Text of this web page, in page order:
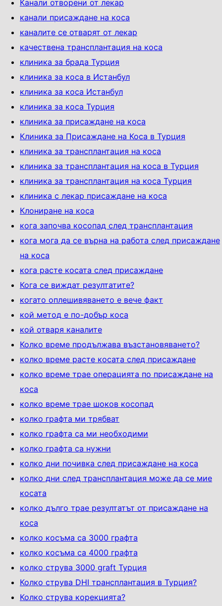
Канали отворени от лекар
канали присаждане на коса
каналите се отварят от лекар
качествена трансплантация на коса
клиника за брада Турция
клиника за коса в Истанбул
клиника за коса Истанбул
клиника за коса Турция
клиника за присаждане на коса
Клиника за Присаждане на Коса в Турция
клиника за трансплантация на коса
клиника за трансплантация на коса в Турция
клиника за трансплантация на коса Турция
клиника с лекар присаждане на коса
Клониране на коса
кога започва косопад след трансплантация
кога мога да се върна на работа след присаждане
на коса
кога расте косата след присаждане
Кога се виждат резултатите?
когато оплешивяването е вече факт
кой метод е по-добър коса
кой отваря каналите
Колко време продължава възстановяването?
колко време расте косата след присаждане
колко време трае операцията по присаждане на
коса
колко време трае шоков косопад
колко графта ми трябват
колко графта са ми необходими
колко графта са нужни
колко дни почивка след присаждане на коса
колко дни след трансплантация може да се мие
косата
колко дълго трае резултатът от присаждане на
коса
колко косъма са 3000 графта
колко косъма са 4000 графта
колко струва 3000 graft Турция
Колко струва DHI трансплантация в Турция?
Колко струва корекцията?